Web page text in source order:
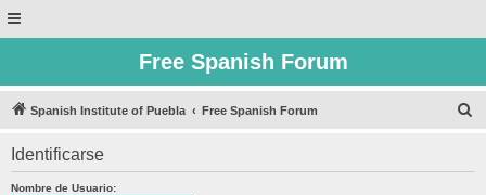
Free Spanish Forum
Spanish Institute of Puebla Free Spanish Forum
Identificarse
Nombre de Usuario: